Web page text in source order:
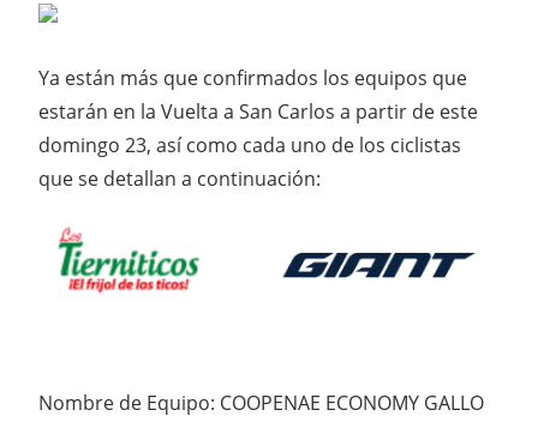
Ya están más que confirmados los equipos que
estarán en la Vuelta a San Carlos a partir de este
domingo 23, así como cada uno de los ciclistas
que se detallan a continuación:
Nombre de Equipo: COOPENAE ECONOMY GALLO